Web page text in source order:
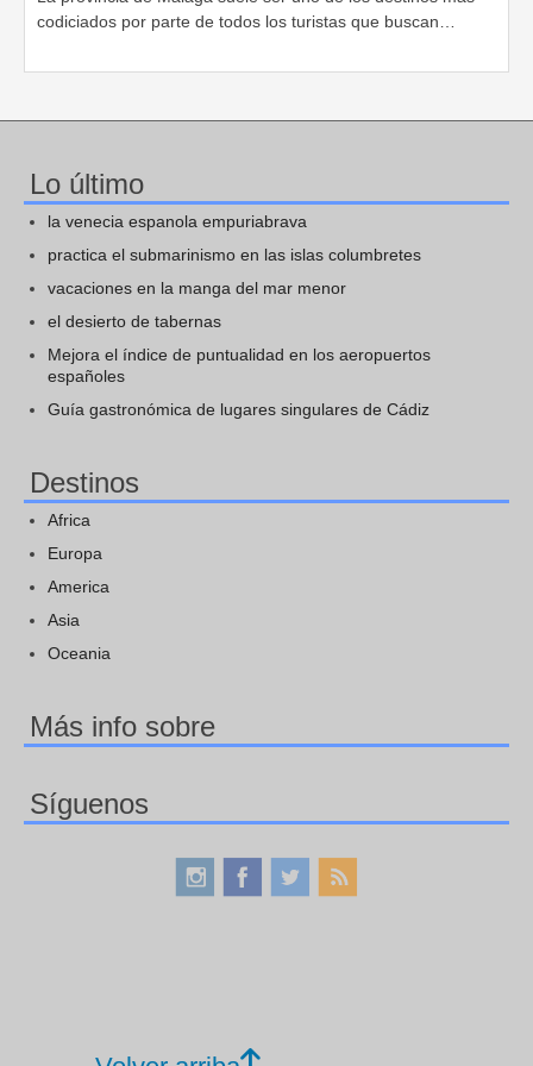
codiciados por parte de todos los turistas que buscan…
Lo último
la venecia espanola empuriabrava
practica el submarinismo en las islas columbretes
vacaciones en la manga del mar menor
el desierto de tabernas
Mejora el índice de puntualidad en los aeropuertos
españoles
Guía gastronómica de lugares singulares de Cádiz
Destinos
Africa
Europa
America
Asia
Oceania
Más info sobre
Síguenos